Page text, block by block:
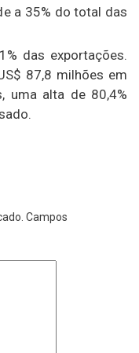
a 35% do total das
das exportações.
87,8 milhões em
uma alta de 80,4%
Campos